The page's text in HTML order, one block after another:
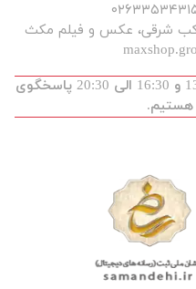
شنبه تا پنجشنبه از ساعت 9 الی 13 و 16:30 الی 20:30 پاسخگوی
هستیم.